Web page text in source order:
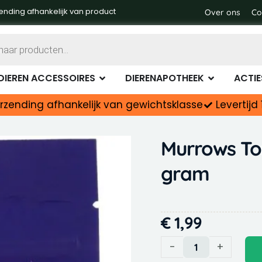
afhankelijk van product Over ons
ACCESSOIRES Open Dieren accessoires
DIERENAPOTHEEK Open
afhankelijk van gewichtsklasse Levertijd
Murrows
gram
€1,99
-
Murrows
+
gram
aantal